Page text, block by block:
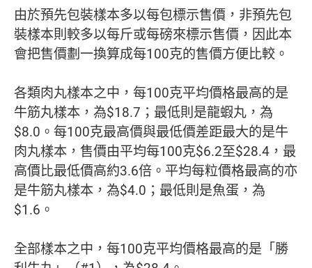
由於預先包裝樣本多以每包標示售價，非預先包
裝樣本則較多以每斤或每磅來標示售價，因此本
會把售價劃一換算成每100克的售價方便比較。
各類肉丸樣本之中，每100克平均價格最高的是
牛筋丸樣本，為$18.7；最低則是龍蝦丸，為
$8.0。每100克最高價與最低價差距最大的是牛
肉丸樣本，售價由平均每100克$6.2至$28.4，最
高價比最低價高約3.6倍。平均每粒價格最高的亦
是牛筋丸樣本，為$4.0；最低則是魚蛋，為
$1.6。
全部樣本之中，每100克平均價格最高的是「勝